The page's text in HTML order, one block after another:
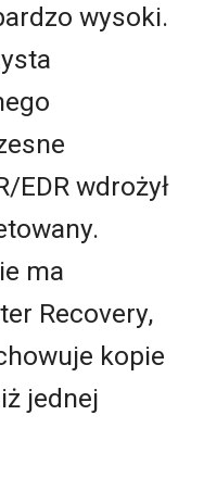
wysoki.
EDR wdrożył
ma
Recovery,
kopie
jednej